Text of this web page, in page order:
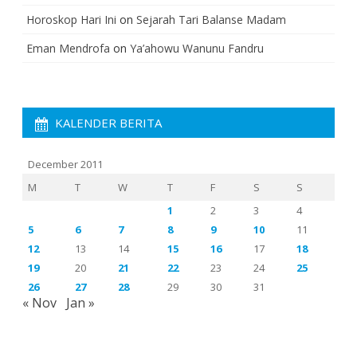
Horoskop Hari Ini on Sejarah Tari Balanse Madam
Eman Mendrofa on Ya’ahowu Wanunu Fandru
KALENDER BERITA
December 2011
M
T W T F S
S
1
2 3
4
5
6 7 8 9 10
11
12
13 14 15 16 17
18
19
20 21 22 23 24
25
26
27 28 29 30 31
« Nov Jan »